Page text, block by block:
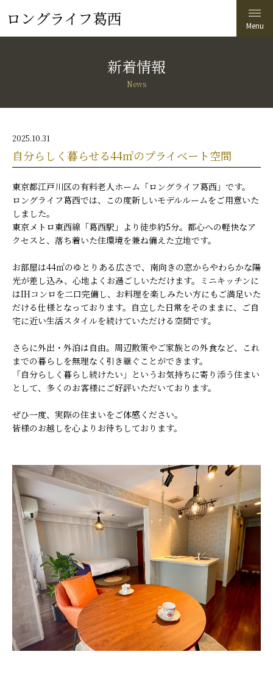
ロングライフ葛西
新着情報
News
2025.10.31
自分らしく暮らせる44㎡のプライベート空間
東京都江戸川区の有料老人ホーム「ロングライフ葛西」です。
ロングライフ葛西では、この度新しいモデルルームをご用意いた
しました。
東京メトロ東西線「葛西駅」より徒歩約5分。都心への軽快なア
クセスと、落ち着いた住環境を兼ね備えた立地です。
お部屋は44㎡のゆとりある広さで、南向きの窓からやわらかな陽
光が差し込み、心地よくお過ごしいただけます。ミニキッチンに
はIHコンロを二口完備し、お料理を楽しみたい方にもご満足いた
だける仕様となっております。自立した日常をそのままに、ご自
宅に近い生活スタイルを続けていただける空間です。
さらに外出・外泊は自由。周辺散策やご家族との外食など、これ
までの暮らしを無理なく引き継ぐことができます。
「自分らしく暮らし続けたい」というお気持ちに寄り添う住まい
として、多くのお客様にご好評いただいております。
ぜひ一度、実際の住まいをご体感ください。
皆様のお越しを心よりお待ちしております。